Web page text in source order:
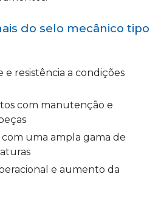
do selo mecânico tipo